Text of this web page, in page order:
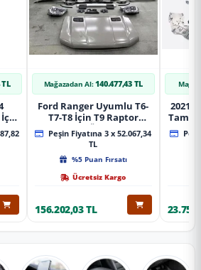
TL Mağazadan Al: 140.477,43 TL
Ford Ranger Uyumlu T6-
T7-T8 İçin T9 Raptor
Dönüşüm (Ön Arka Full)
Parça
Peşin Fiyatına 3 x 52.067,34
TL
%5 Puan Fırsatı
Ücretsiz Kargo
156.202,03 TL
2021+